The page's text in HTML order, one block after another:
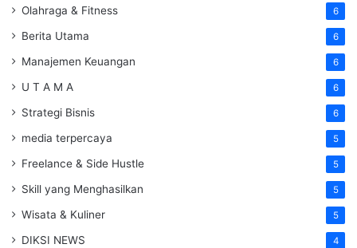
Olahraga & Fitness 6
Berita Utama 6
Manajemen Keuangan 6
U T A M A 6
Strategi Bisnis 6
media terpercaya 5
Freelance & Side Hustle 5
Skill yang Menghasilkan 5
Wisata & Kuliner 5
DIKSI NEWS 4